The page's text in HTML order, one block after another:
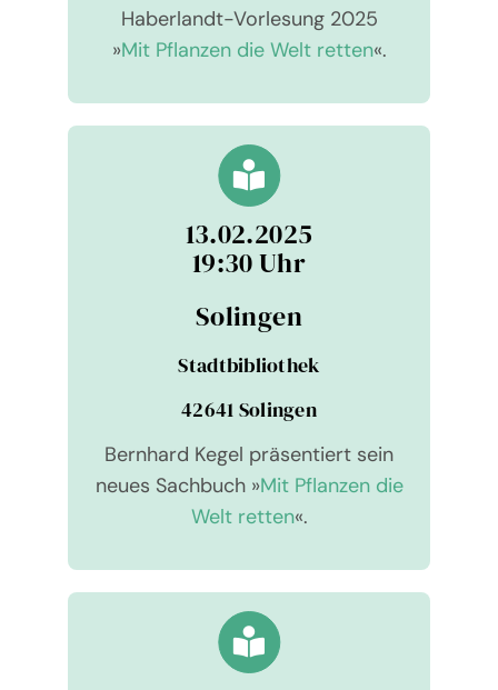
Haber­landt-Vor­le­sung 2025
»Mit Pflan­zen die Welt retten«.
13.02.2025
19:30 Uhr
Solin­gen
Stadt­bi­blio­thek
42641 Solin­gen
Bernhard Kegel prä­sen­tiert sein
neues Sach­buch »Mit Pflan­zen die
Welt retten«.